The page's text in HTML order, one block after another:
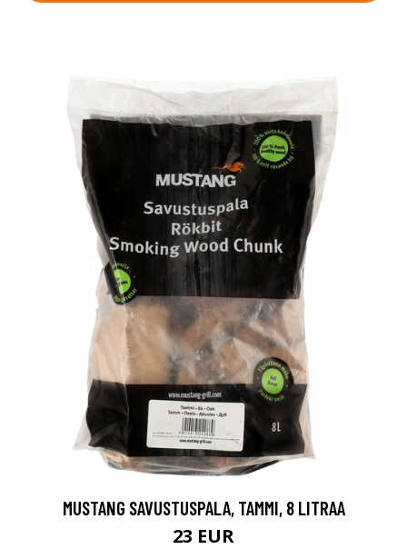
MUSTANG SAVUSTUSPALA, TAMMI, 8 LITRAA
23 EUR